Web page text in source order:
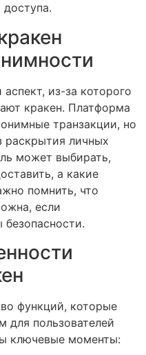
доступа.
из-за которого
кракен. Платформа
транзакции, но
раскрытия личных
может выбирать,
а какие
помнить, что
если
функций, которые
для пользователей
ключевые моменты: